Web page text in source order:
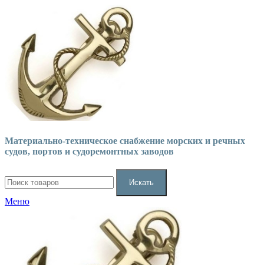
Материально-техническое снабжение морских и речных
судов, портов и судоремонтных заводов
Искать
Меню